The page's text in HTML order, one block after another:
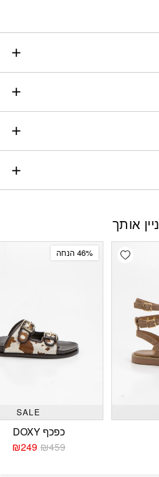
אותך
Add wishlist
46% הנחה
SALE
כפכף DOXY
₪459
₪249